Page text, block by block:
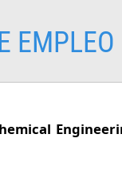
EMPLEO